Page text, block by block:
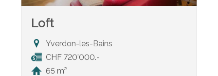
Loft
Yverdon-les-Bains
CHF 720'000.-
65 m²